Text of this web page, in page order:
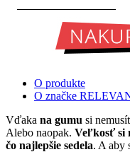
O produkte
O značke
Vďaka na gumu si
Alebo naopak. Veľkosť si
čo najlepšie sedela. A aby